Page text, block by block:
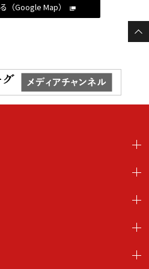
（Google Map）